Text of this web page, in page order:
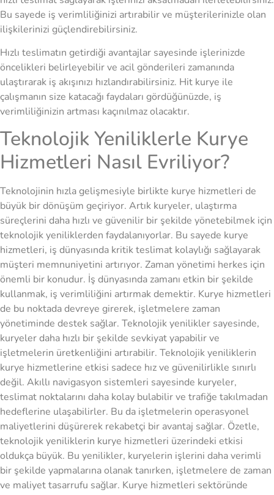
Bu sayede iş verimliliğinizi artırabilir ve müşterilerinizle olan
ilişkilerinizi güçlendirebilirsiniz.
Hızlı teslimatın getirdiği avantajlar sayesinde işlerinizde
öncelikleri belirleyebilir ve acil gönderileri zamanında
ulaştırarak iş akışınızı hızlandırabilirsiniz. Hit kurye ile
çalışmanın size katacağı faydaları gördüğünüzde, iş
verimliliğinizin artması kaçınılmaz olacaktır.
Teknolojik Yeniliklerle Kurye
Hizmetleri Nasıl Evriliyor?
Teknolojinin hızla gelişmesiyle birlikte kurye hizmetleri de
büyük bir dönüşüm geçiriyor. Artık kuryeler, ulaştırma
süreçlerini daha hızlı ve güvenilir bir şekilde yönetebilmek için
teknolojik yeniliklerden faydalanıyorlar. Bu sayede kurye
hizmetleri, iş dünyasında kritik teslimat kolaylığı sağlayarak
müşteri memnuniyetini artırıyor. Zaman yönetimi herkes için
önemli bir konudur. İş dünyasında zamanı etkin bir şekilde
kullanmak, iş verimliliğini artırmak demektir. Kurye hizmetleri
de bu noktada devreye girerek, işletmelere zaman
yönetiminde destek sağlar. Teknolojik yenilikler sayesinde,
kuryeler daha hızlı bir şekilde sevkiyat yapabilir ve
işletmelerin üretkenliğini artırabilir. Teknolojik yeniliklerin
kurye hizmetlerine etkisi sadece hız ve güvenilirlikle sınırlı
değil. Akıllı navigasyon sistemleri sayesinde kuryeler,
teslimat noktalarını daha kolay bulabilir ve trafiğe takılmadan
hedeflerine ulaşabilirler. Bu da işletmelerin operasyonel
maliyetlerini düşürerek rekabetçi bir avantaj sağlar. Özetle,
teknolojik yeniliklerin kurye hizmetleri üzerindeki etkisi
oldukça büyük. Bu yenilikler, kuryelerin işlerini daha verimli
bir şekilde yapmalarına olanak tanırken, işletmelere de zaman
ve maliyet tasarrufu sağlar. Kurye hizmetleri sektöründe